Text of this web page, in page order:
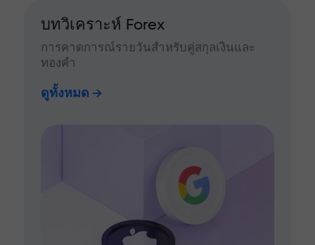
บทวิเคราะห์ Forex
การคาดการณ์รายวันสำหรับคู่สกุลเงินและ
ทองคำ
ดูทั้งหมด